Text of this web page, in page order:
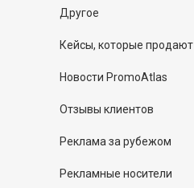
Другое
Кейсы, которые продают
Новости PromoAtlas
Отзывы клиентов
Реклама за рубежом
Рекламные носители